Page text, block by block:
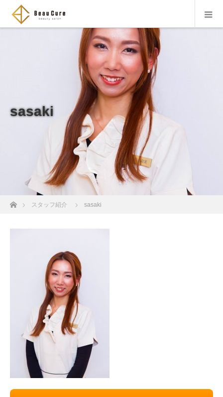
sasaki
ホームスタッフ紹介 sasaki